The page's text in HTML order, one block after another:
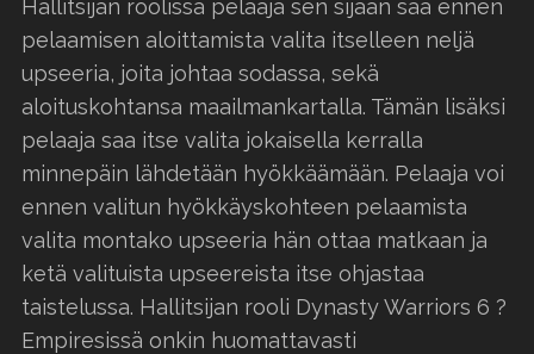
Hallitsijan roolissa pelaaja sen sijaan saa ennen
pelaamisen aloittamista valita itselleen neljä
upseeria, joita johtaa sodassa, sekä
aloituskohtansa maailmankartalla. Tämän lisäksi
pelaaja saa itse valita jokaisella kerralla
minnepäin lähdetään hyökkäämään. Pelaaja voi
ennen valitun hyökkäyskohteen pelaamista
valita montako upseeria hän ottaa matkaan ja
ketä valituista upseereista itse ohjastaa
taistelussa. Hallitsijan rooli Dynasty Warriors 6 ?
Empiresissä onkin huomattavasti